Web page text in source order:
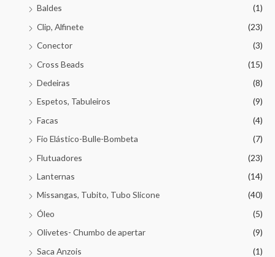
Baldes
(1)
Clip, Alfinete
(23)
Conector
(3)
Cross Beads
(15)
Dedeiras
(8)
Espetos, Tabuleiros
(9)
Facas
(4)
Fio Elástico-Bulle-Bombeta
(7)
Flutuadores
(23)
Lanternas
(14)
Missangas, Tubito, Tubo Slicone
(40)
Óleo
(5)
Olivetes- Chumbo de apertar
(9)
Saca Anzois
(1)